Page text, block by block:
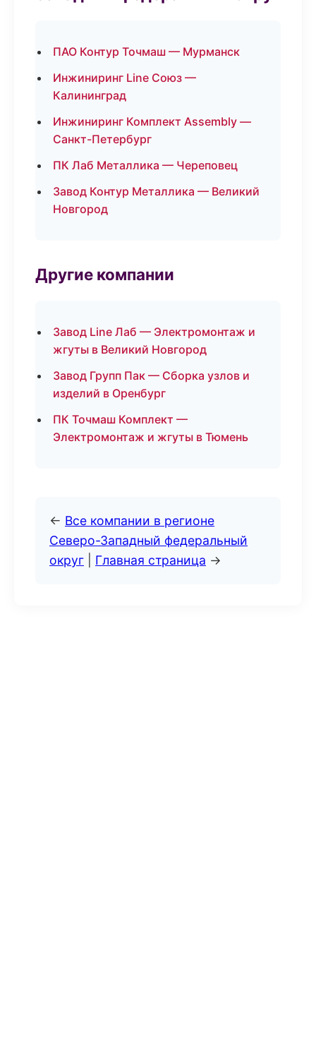
ПАО Контур Точмаш — Мурманск
Инжиниринг Line Союз —
Калининград
Инжиниринг Комплект Assembly —
Санкт-Петербург
ПК Лаб Металлика — Череповец
Завод Контур Металлика — Великий
Новгород
Другие компании
Завод Line Лаб — Электромонтаж и
жгуты в Великий Новгород
Завод Групп Пак — Сборка узлов и
изделий в Оренбург
ПК Точмаш Комплект —
Электромонтаж и жгуты в Тюмень
← Все компании в регионе
Северо-Западный федеральный
округ
Главная страница →